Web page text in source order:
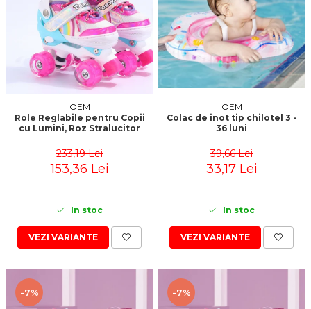
OEM
Role Reglabile pentru Copii
cu Lumini, Roz Stralucitor
233,19 Lei
153,36 Lei
In stoc
VEZI VARIANTE
OEM
Colac de inot tip chilotel 3 -
36 luni
39,66 Lei
33,17 Lei
In stoc
VEZI VARIANTE
-7% -7%